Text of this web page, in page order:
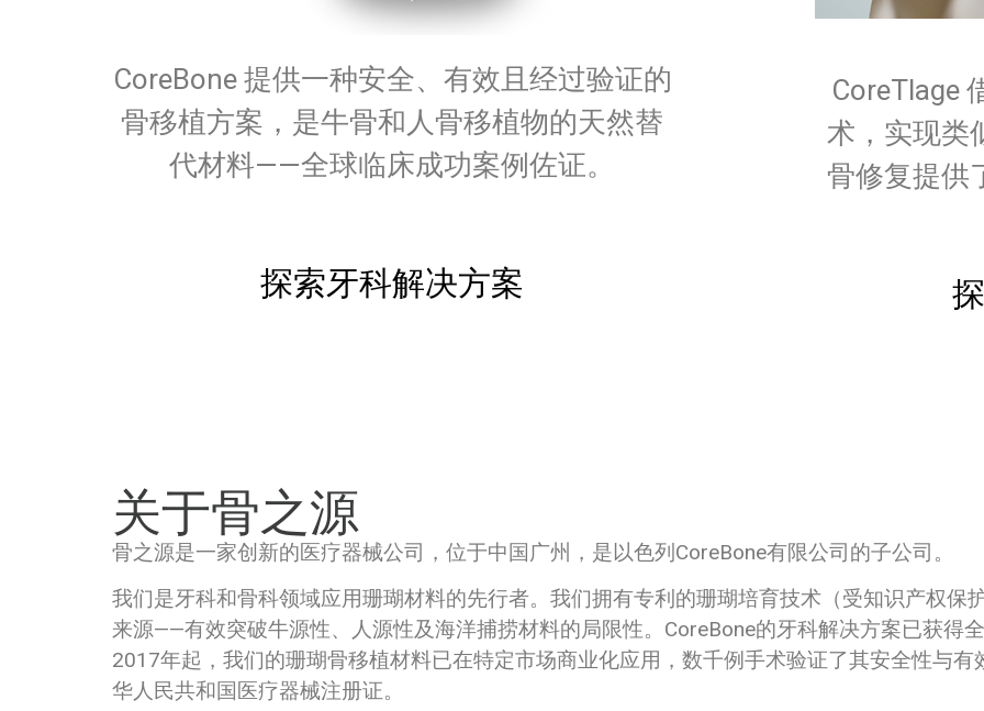
CoreBone 提供一种安全、有效且经过验证的
骨移植方案，是牛骨和人骨移植物的天然替
代材料——全球临床成功案例佐证。
探索牙科解决方案
CoreTlage
术，实现类
骨修复提供
关于骨之源
骨之源是一家创新的医疗器械公司，位于中国广州，是以色列CoreBone有限公司的子公司。
我们是牙科和骨科领域应用珊瑚材料的先行者。我们拥有专利的珊瑚培育技术（受知识产权保
来源——有效突破牛源性、人源性及海洋捕捞材料的局限性。CoreBone的牙科解决方案已获得
2017年起，我们的珊瑚骨移植材料已在特定市场商业化应用，数千例手术验证了其安全性与
华人民共和国医疗器械注册证。